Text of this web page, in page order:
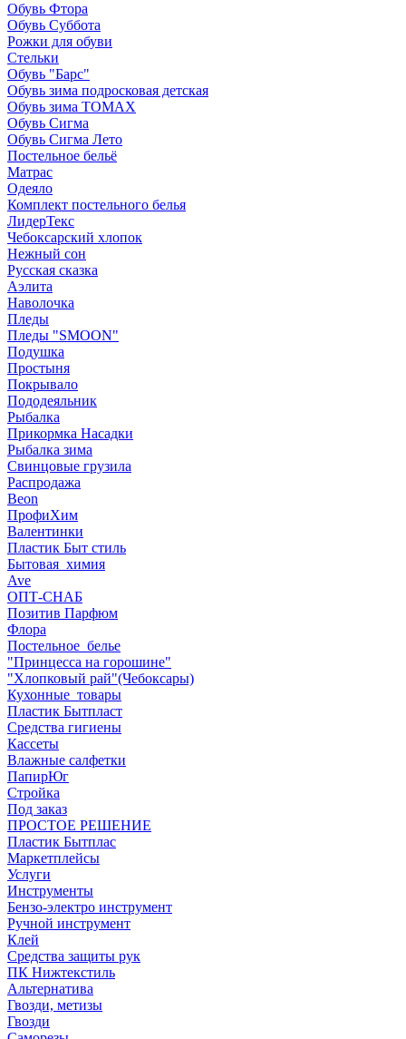
Обувь Фтора
Обувь Суббота
Рожки для обуви
Стельки
Обувь "Барс"
Обувь зима подросковая детская
Обувь зима ТОМАХ
Обувь Сигма
Обувь Сигма Лето
Постельное бельё
Матрас
Одеяло
Комплект постельного белья
ЛидерТекс
Чебоксарский хлопок
Нежный сон
Русская сказка
Аэлита
Наволочка
Пледы
Пледы "SMOON"
Подушка
Простыня
Покрывало
Пододеяльник
Рыбалка
Прикормка Насадки
Рыбалка зима
Свинцовые грузила
Распродажа
Beon
ПрофиХим
Валентинки
Пластик Быт стиль
Бытовая_химия
Ave
ОПТ-СНАБ
Позитив Парфюм
Флора
Постельное_белье
"Принцесса на горошине"
"Хлопковый рай"(Чебоксары)
Кухонные_товары
Пластик Бытпласт
Средства гигиены
Кассеты
Влажные салфетки
ПапирЮг
Стройка
Под заказ
ПРОСТОЕ РЕШЕНИЕ
Пластик Бытплас
Маркетплейсы
Услуги
Инструменты
Бензо-электро инструмент
Ручной инструмент
Клей
Средства защиты рук
ПК Нижтекстиль
Альтернатива
Гвозди, метизы
Гвозди